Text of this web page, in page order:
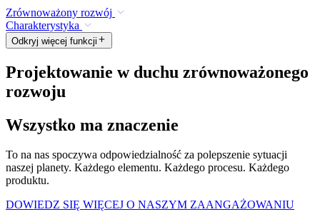
Zrównoważony rozwój
Charakterystyka
Odkryj więcej funkcji
Projektowanie w duchu zrównoważonego
rozwoju
Wszystko ma znaczenie
To na nas spoczywa odpowiedzialność za polepszenie sytuacji
naszej planety. Każdego elementu. Każdego procesu. Każdego
produktu.
DOWIEDZ SIĘ WIĘCEJ O NASZYM ZAANGAŻOWANIU